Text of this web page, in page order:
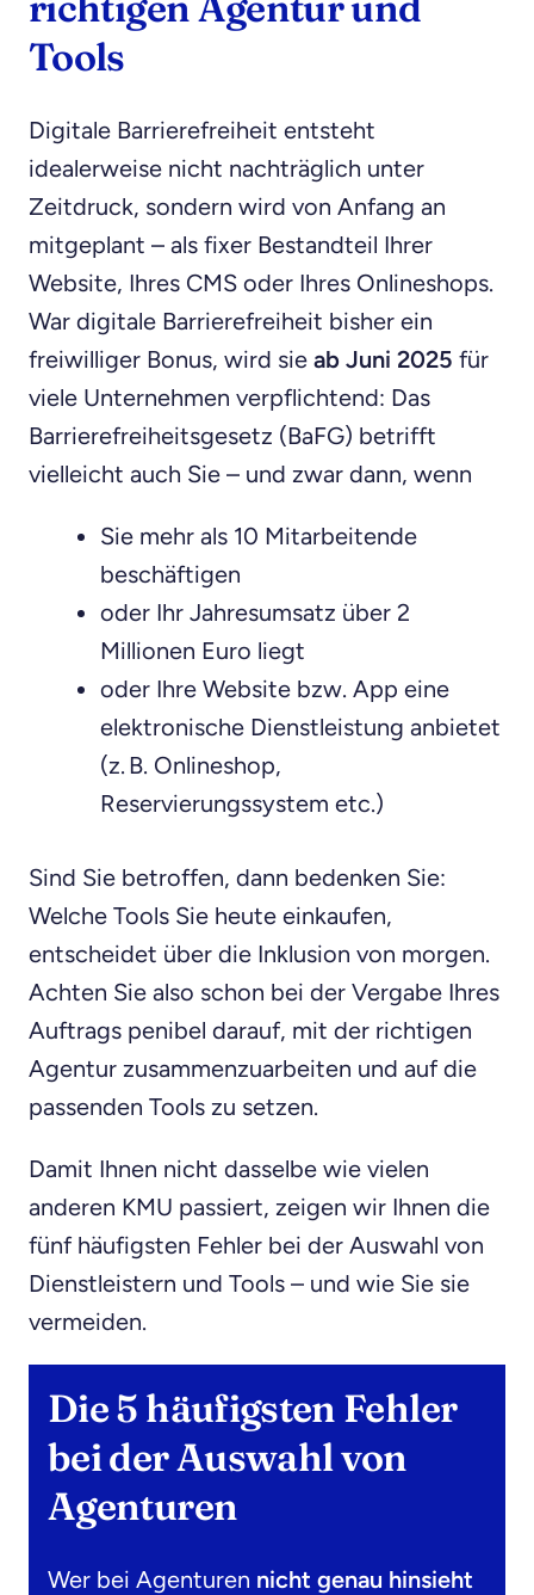
Tools
Digitale Barrierefreiheit entsteht
idealerweise nicht nachträglich unter
Zeitdruck, sondern wird von Anfang an
mitgeplant – als fixer Bestandteil Ihrer
Website, Ihres CMS oder Ihres Onlineshops.
War digitale Barrierefreiheit bisher ein
freiwilliger Bonus, wird sie ab Juni 2025 für
viele Unternehmen verpflichtend: Das
Barrierefreiheitsgesetz (BaFG) betrifft
vielleicht auch Sie – und zwar dann, wenn
Sie mehr als 10 Mitarbeitende
beschäftigen
oder Ihr Jahresumsatz über 2
Millionen Euro liegt
oder Ihre Website bzw. App eine
elektronische Dienstleistung anbietet
(z. B. Onlineshop,
Reservierungssystem etc.)
Sind Sie betroffen, dann bedenken Sie:
Welche Tools Sie heute einkaufen,
entscheidet über die Inklusion von morgen.
Achten Sie also schon bei der Vergabe Ihres
Auftrags penibel darauf, mit der richtigen
Agentur zusammenzuarbeiten und auf die
passenden Tools zu setzen.
Damit Ihnen nicht dasselbe wie vielen
anderen KMU passiert, zeigen wir Ihnen die
fünf häufigsten Fehler bei der Auswahl von
Dienstleistern und Tools – und wie Sie sie
vermeiden.
Die 5 häufigsten Fehler
bei der Auswahl von
Agenturen
Wer bei Agenturen nicht genau hinsieht